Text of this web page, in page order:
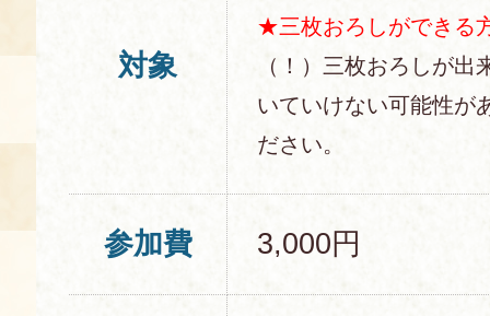
対象
★三枚おろしができる
（！）三枚おろしが
いていけない可能性が
ださい。
参加費 3,000円